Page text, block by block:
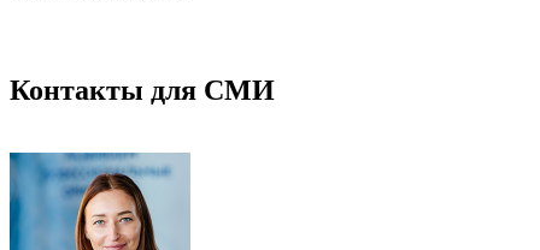
Контакты для СМИ